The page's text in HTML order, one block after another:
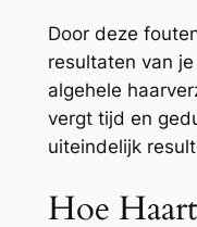
Door deze
resultaten van je
algehele
vergt tijd en
uiteindelijk
Hoe